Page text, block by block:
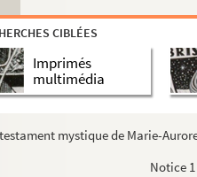
CIBLÉES
Imprimés
multimédia
mystique de Marie-
Notice